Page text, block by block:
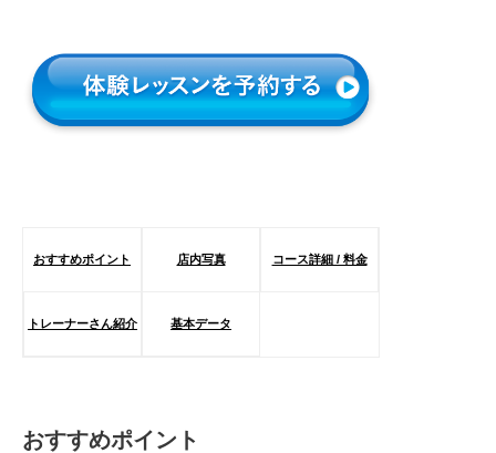
おすすめポイント 店内写真 コース詳細 / 料金
トレーナーさん紹介 基本データ
おすすめポイント